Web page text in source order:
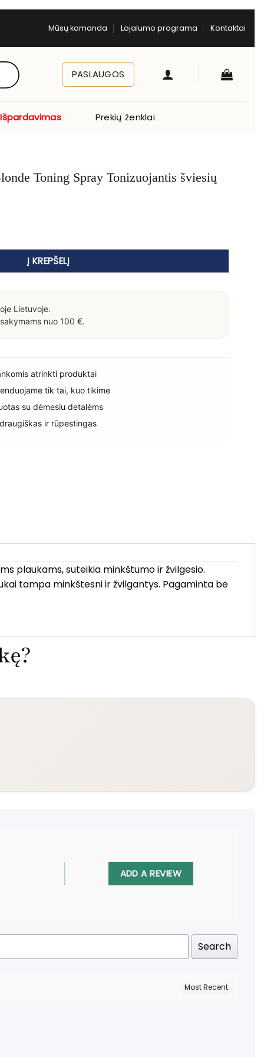
Mūsų komanda Lojalumo programa Kontaktai
PASLAUGOS
Išpardavimas Prekių ženklai
Į KREPŠELĮ
Lietuvoje.
nuo 100 €.
atrinkti produktai
tik tai, kuo tikime
su dėmesiu detalėms
ir rūpestingas
plaukams, suteikia minkštumo ir žvilgesio.
tampa minkštesni ir žvilgantys. Pagaminta be
ADD A REVIEW
Search